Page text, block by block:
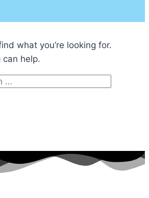
what you’re looking for.
can help.